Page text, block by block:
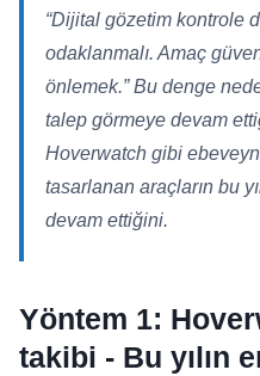
“Dijital gözetim kontrole
odaklanmalı. Amaç
önlemek.”Bu denge
talep görmeye devam
Hoverwatch gibi
tasarlanan araçların bu
devam ettiğini.
Yöntem 1:
takibi - Bu yılın